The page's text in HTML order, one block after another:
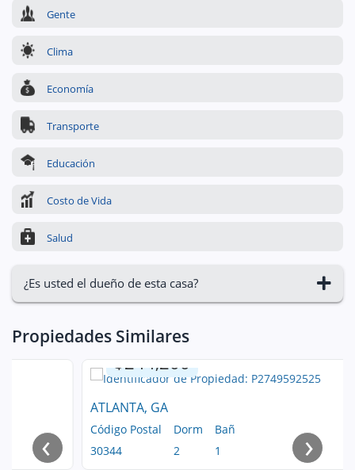
Gente
Clima
Economía
Transporte
Educación
Costo de Vida
Salud
¿Es usted el dueño de esta casa?
Propiedades Similares
$244,200
ATLANTA, GA
Código Postal
30344
Dorm
2
Bañ
‹ ›